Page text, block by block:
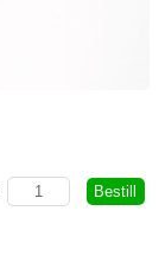
Bestill